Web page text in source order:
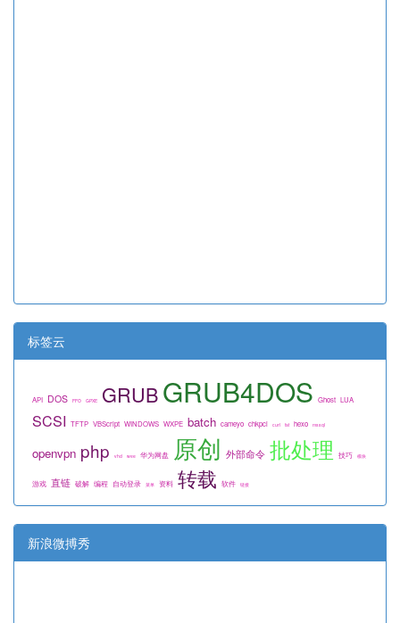
标签云
API DOS FFO GPXE GRUBGRUB4DOS Ghost LUA
SCSI TFTP VBScript WINDOWS WXPE batch cameyo chkpci curl fat hexo mssql
openvpn php vhd wee 华为网盘 原创 外部命令 批处理 技巧 模块
游戏 直链 破解 编程 自动登录 菜单 资料 转载 软件 链接
新浪微搏秀